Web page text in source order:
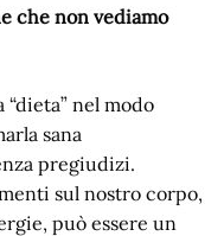
che non vediamo
“dieta” nel modo
sana
pregiudizi.
sul nostro corpo,
può essere un